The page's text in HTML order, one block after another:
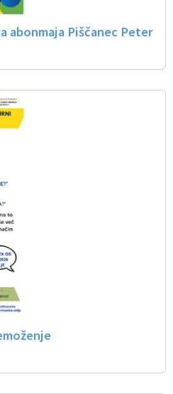
abonmaja Piščanec Peter